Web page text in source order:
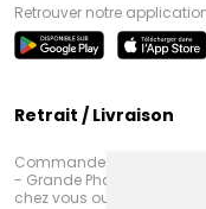
Retrouver notre
Retrait / Livraison
Commandez en ligne et
- Grande Pharmacie
chez vous ou en point retrait